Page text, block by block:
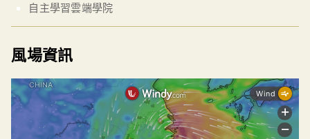
自主學習雲端學院
風場資訊